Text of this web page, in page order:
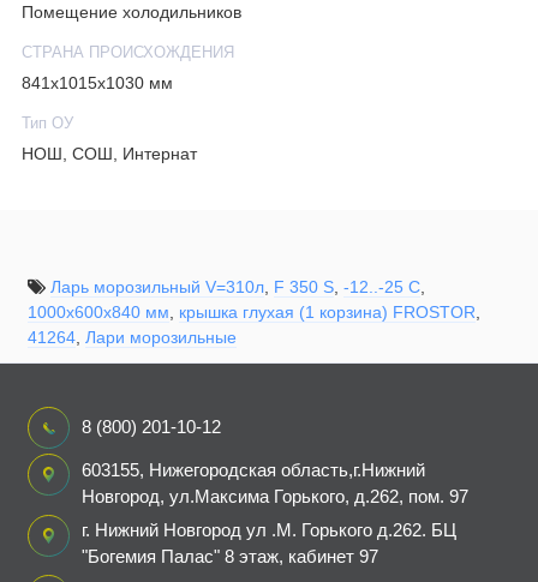
Помещение холодильников
СТРАНА ПРОИСХОЖДЕНИЯ
841х1015х1030 мм
Тип ОУ
НОШ, СОШ, Интернат
Ларь морозильный V=310л, F 350 S, -12..-25 С,
1000х600х840 мм
крышка глухая (1 корзина) FROSTOR
41264, Лари морозильные
8 (800) 201-10-12
603155, Нижегородская область,г.Нижний
Новгород, ул.Максима Горького, д.262, пом. 97
г. Нижний Новгород ул .М. Горького д.262. БЦ
"Богемия Палас" 8 этаж, кабинет 97